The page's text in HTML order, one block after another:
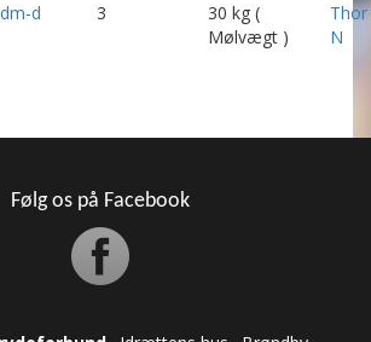
d 3
30 kg (
Mølvægt )
Thor
N
Følg os på Facebook